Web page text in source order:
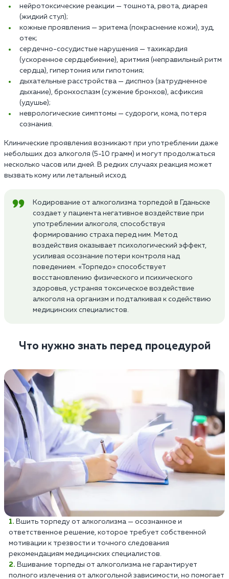
нейротоксические реакции — тошнота, рвота, диарея
(жидкий стул);
кожные проявления — эритема (покраснение кожи), зуд,
отек;
сердечно-сосудистые нарушения — тахикардия
(ускоренное сердцебиение), аритмия (неправильный ритм
сердца), гипертония или гипотония;
дыхательные расстройства — диспноэ (затрудненное
дыхание), бронхоспазм (сужение бронхов), асфиксия
(удушье);
неврологические симптомы — судороги, кома, потеря
сознания.
Клинические проявления возникают при употреблении даже
небольших доз алкоголя (5-10 грамм) и могут продолжаться
несколько часов или дней. В редких случаях реакция может
вызвать кому или летальный исход.
Кодирование от алкоголизма торпедой в Гданьске
создает у пациента негативное воздействие при
употреблении алкоголя, способствуя
формированию страха перед ним. Метод
воздействия оказывает психологический эффект,
усиливая осознание потери контроля над
поведением. «Торпедо» способствует
восстановлению физического и психического
здоровья, устраняя токсическое воздействие
алкоголя на организм и подталкивая к содействию
медицинских специалистов.
Что нужно знать перед процедурой
Вшить торпеду от алкоголизма — осознанное и
ответственное решение, которое требует собственной
мотивации к трезвости и точного следования
рекомендациям медицинских специалистов.
Вшивание торпеды от алкоголизма не гарантирует
полного излечения от алкогольной зависимости, но помогает